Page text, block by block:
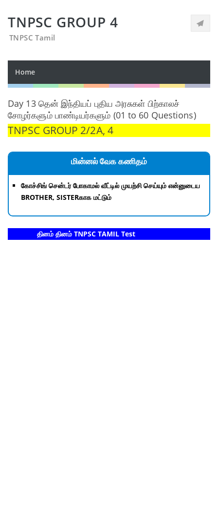
TNPSC GROUP 4
TNPSC Tamil
Home
Day 13 தென் இந்தியப் புதிய அரசுகள் பிற்காலச்
சோழர்களும் பாண்டியர்களும் (01 to 60 Questions)
TNPSC GROUP 2/2A, 4
மின்னல் வேக கணிதம்
கோச்சிங் சென்டர் போகாமல் வீட்டில் முயற்சி செய்யும் என்னுடைய
BROTHER, SISTERகாக மட்டும்
தினம் தினம் TNPSC TAMIL Test